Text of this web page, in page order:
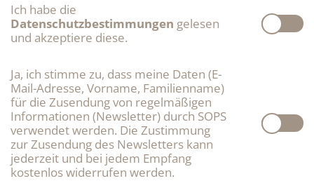
Ich habe die
Datenschutzbestimmungen gelesen
und akzeptiere diese.
Ja, ich stimme zu, dass meine Daten (E-
Mail-Adresse, Vorname, Familienname)
für die Zusendung von regelmäßigen
Informationen (Newsletter) durch SOPS
verwendet werden. Die Zustimmung
zur Zusendung des Newsletters kann
jederzeit und bei jedem Empfang
kostenlos widerrufen werden.